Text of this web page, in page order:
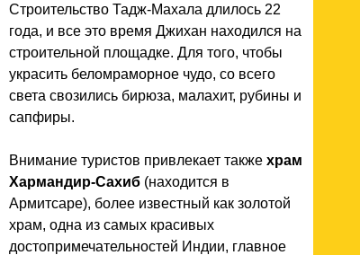
Строительство Тадж-Махала длилось 22
года, и все это время Джихан находился на
строительной площадке. Для того, чтобы
украсить беломраморное чудо, со всего
света свозились бирюза, малахит, рубины и
сапфиры.
Внимание туристов привлекает также храм
Хармандир-Сахиб (находится в
Армитсаре), более известный как золотой
храм, одна из самых красивых
достопримечательностей Индии, главное